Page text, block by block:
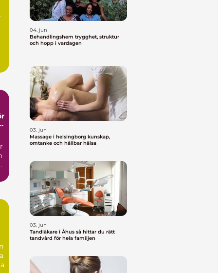
04. jun
Behandlingshem trygghet, struktur
och hopp i vardagen
03. jun
Massage i helsingborg kunskap,
omtanke och hållbar hälsa
03. jun
Tandläkare i Åhus så hittar du rätt
tandvård för hela familjen